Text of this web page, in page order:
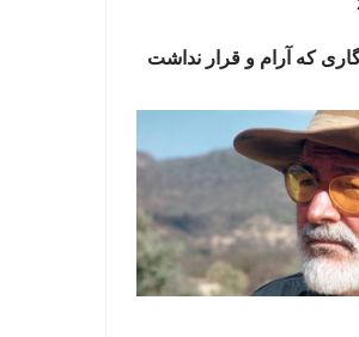
که آرام و قرار نداشت